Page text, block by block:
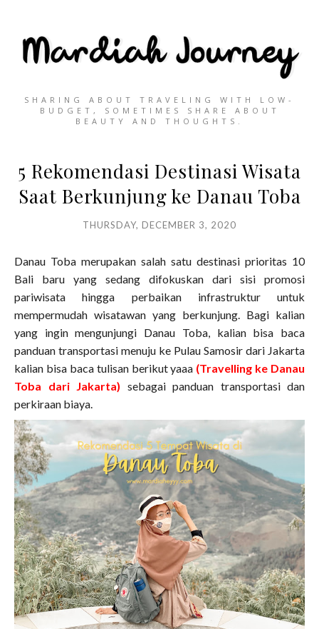
SHARING ABOUT TRAVELING WITH LOW-
BUDGET, SOMETIMES SHARE ABOUT
BEAUTY AND THOUGHTS.
5 Rekomendasi Destinasi Wisata
Saat Berkunjung ke Danau Toba
THURSDAY, DECEMBER 3, 2020
Danau Toba merupakan salah satu destinasi prioritas 10
Bali baru yang sedang difokuskan dari sisi promosi
pariwisata hingga perbaikan infrastruktur untuk
mempermudah wisatawan yang berkunjung. Bagi kalian
yang ingin mengunjungi Danau Toba, kalian bisa baca
panduan transportasi menuju ke Pulau Samosir dari Jakarta
kalian bisa baca tulisan berikut yaaa (Travelling ke Danau
Toba dari Jakarta) sebagai panduan transportasi dan
perkiraan biaya.